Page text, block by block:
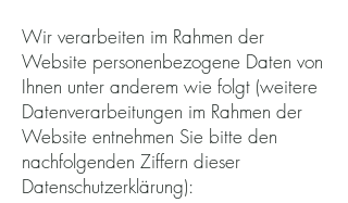
Wir verarbeiten im Rahmen der
Website personenbezogene Daten von
Ihnen unter anderem wie folgt (weitere
Datenverarbeitungen im Rahmen der
Website entnehmen Sie bitte den
nachfolgenden Ziffern dieser
Datenschutzerklärung):